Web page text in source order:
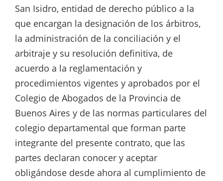
San Isidro, entidad de derecho público a la
que encargan la designación de los árbitros,
la administración de la conciliación y el
arbitraje y su resolución definitiva, de
acuerdo a la reglamentación y
procedimientos vigentes y aprobados por el
Colegio de Abogados de la Provincia de
Buenos Aires y de las normas particulares del
colegio departamental que forman parte
integrante del presente contrato, que las
partes declaran conocer y aceptar
obligándose desde ahora al cumplimiento de